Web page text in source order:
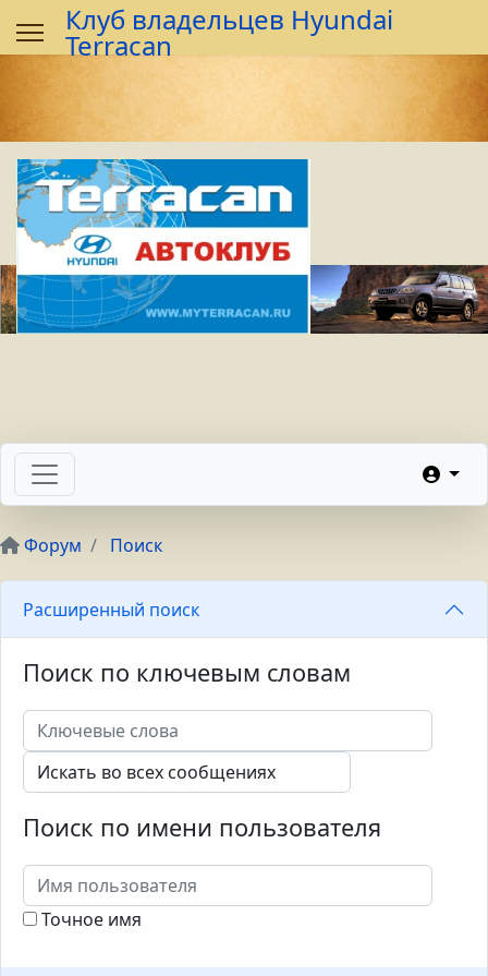
Клуб владельцев Hyundai
Terracan
Форум Поиск
Расширенный поиск
Поиск по ключевым словам
Поиск по имени пользователя
Точное имя
год месяц
годмесяц